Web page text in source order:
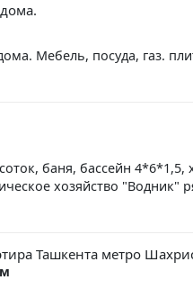
Мебель, посуда, газ.
баня, бассейн
хозяйство "Водник"
Ташкента метро